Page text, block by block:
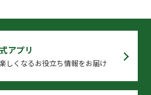
アプリ
しくなるお役立ち情報をお届け